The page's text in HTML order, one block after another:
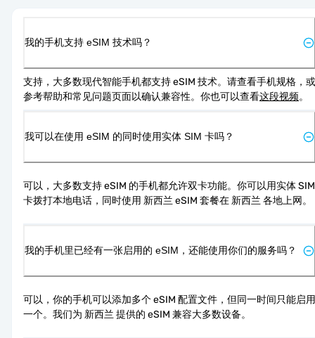
我的手机支持 eSIM 技术吗？
支持，大多数现代智能手机都支持 eSIM 技术。请查看手机规格，或
参考帮助和常见问题页面以确认兼容性。你也可以查看这段视频。
我可以在使用 eSIM 的同时使用实体 SIM 卡吗？
可以，大多数支持 eSIM 的手机都允许双卡功能。你可以用实体 SIM
卡拨打本地电话，同时使用 新西兰 eSIM 套餐在 新西兰 各地上网。
我的手机里已经有一张启用的 eSIM，还能使用你们的服务吗？
可以，你的手机可以添加多个 eSIM 配置文件，但同一时间只能启用
一个。我们为 新西兰 提供的 eSIM 兼容大多数设备。